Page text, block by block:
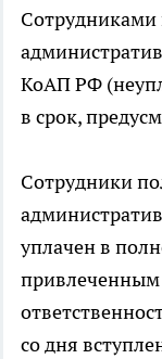
Сотрудниками
КоАП РФ
в срок,
Сотрудники
уплачен в
со дня